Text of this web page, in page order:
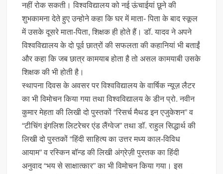
नहीं रोक सकती। विश्वविद्यालय को नई ऊंचाईयां छूने की
शुभकामना देते हुए उन्होने कहा कि घर में माता- पिता के बाद स्कूल
में उसके दूसरे माता-पिता, शिक्षक ही होते हैं। डॉ. यादव ने अपने
विश्वविद्यालय के दो पूर्व छात्रों की सफलता की कहानियां भी बताईं
और कहा कि जब छात्र कामयाब होता है तो असल कामयाबी उसके
शिक्षक की भी होती है।
स्थापना दिवस के अवसर पर विश्वविद्यालय के वार्षिक न्यूज़ लैटर
का भी विमोचन किया गया तथा विश्वविद्यालय के डीन प्रो. नवीन
कुमार मेहता की लिखी दो पुस्तकों “रिसर्च मैथड इन एजुकेशन” व
“टीचिंग इंगलिश लिटरेचर एंड लैंग्वेज” तथा डॉ. राहुल सिद्धार्थ की
लिखी दो पुस्तकों “हिंदी साहित्य का उत्तर मध्य काल-विविध
आयाम” व रस्किन बॉन्ड की लिखी अंग्रेज़ी पुस्तक का हिंदी
अनुवाद “भय से साक्षात्कार” का भी विमोचन किया गया। इस